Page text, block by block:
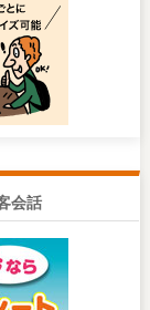
会話